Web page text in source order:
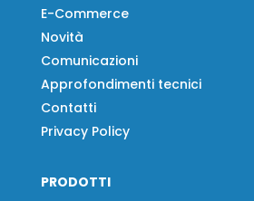
E-Commerce
Novità
Comunicazioni
Approfondimenti tecnici
Contatti
Privacy Policy
PRODOTTI